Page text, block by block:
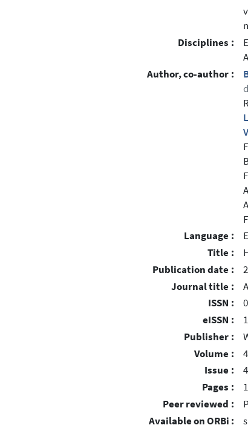
Disciplines :
Author, co-author :
Language :
Title :
Publication date :
Journal title :
ISSN :
eISSN :
Publisher :
Volume :
Issue :
4
Pages :
Peer reviewed :
Available on ORBi :